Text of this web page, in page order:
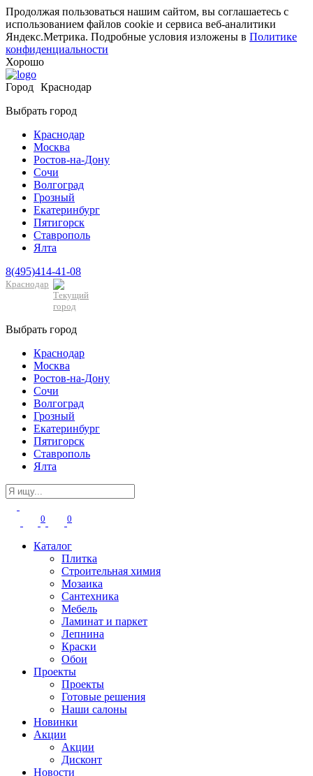
Продолжая пользоваться нашим сайтом, вы соглашаетесь с
использованием файлов cookie и сервиса веб-аналитики
Яндекс.Метрика. Подробные условия изложены в Политике
конфиденциальности
Хорошо
Город Краснодар
Выбрать город
Краснодар
Москва
Ростов-на-Дону
Сочи
Волгоград
Грозный
Екатеринбург
Пятигорск
Ставрополь
Ялта
8(495)414-41-08
Краснодар
Выбрать город
Краснодар
Москва
Ростов-на-Дону
Сочи
Волгоград
Грозный
Екатеринбург
Пятигорск
Ставрополь
Ялта
0 0
Каталог
Плитка
Строительная химия
Мозаика
Сантехника
Мебель
Ламинат и паркет
Лепнина
Краски
Обои
Проекты
Проекты
Готовые решения
Наши салоны
Новинки
Акции
Акции
Дисконт
Новости